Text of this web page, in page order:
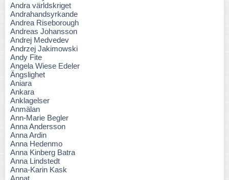
Andra världskriget
Andrahandsyrkande
Andrea Riseborough
Andreas Johansson
Andrej Medvedev
Andrzej Jakimowski
Andy Fite
Angela Wiese Edeler
Ängslighet
Aniara
Ankara
Anklagelser
Anmälan
Ann-Marie Begler
Anna Andersson
Anna Ardin
Anna Hedenmo
Anna Kinberg Batra
Anna Lindstedt
Anna-Karin Kask
Annat